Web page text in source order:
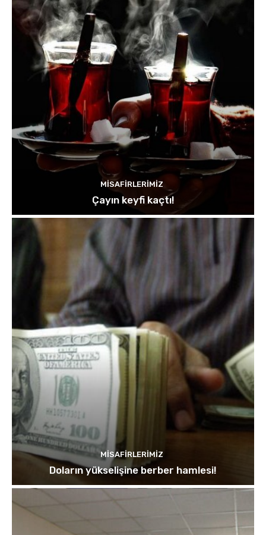
MISAFIRLERIMIZ
Çayın keyfi kaçtı!
MISAFIRLERIMIZ
Doların yükselişine berber hamlesi!